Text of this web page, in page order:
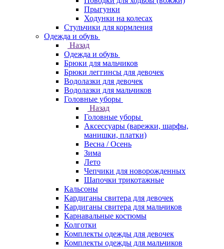
Прыгунки
Ходунки на колесах
Стульчики для кормления
Одежда и обувь
Назад
Одежда и обувь
Брюки для мальчиков
Брюки леггинсы для девочек
Водолазки для девочек
Водолазки для мальчиков
Головные уборы
Назад
Головные уборы
Аксессуары (варежки, шарфы,
манишки, платки)
Весна / Осень
Зима
Лето
Чепчики для новорожденных
Шапочки трикотажные
Кальсоны
Кардиганы свитера для девочек
Кардиганы свитера для мальчиков
Карнавальные костюмы
Колготки
Комплекты одежды для девочек
Комплекты одежды для мальчиков